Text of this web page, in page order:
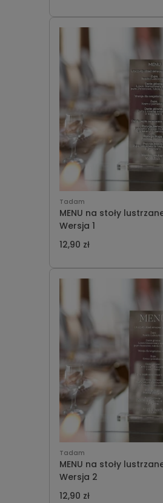
Tadam
MENU na stoły lustrzane
Wersja 1
12,90 zł
Tadam
MENU na stoły lustrzane
Wersja 2
12,90 zł